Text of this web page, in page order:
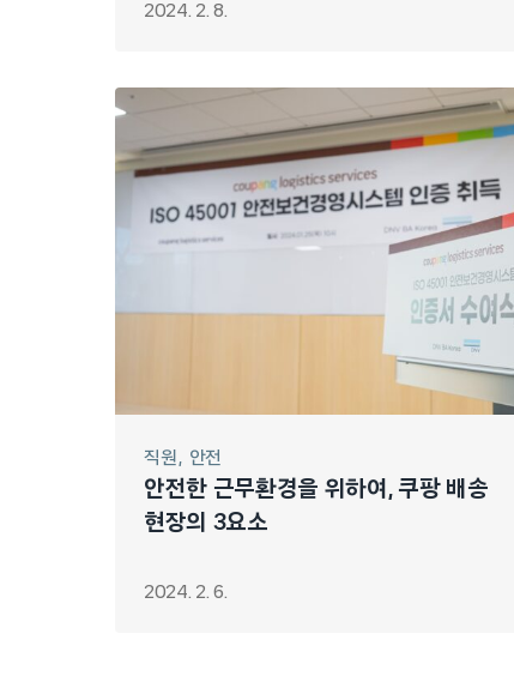
2024. 2. 8.
직원 안전
안전한 근무환경을 위하여, 쿠팡 배송
현장의 3요소
2024. 2. 6.